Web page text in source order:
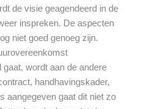
de visie geagendeerd in de
inspreken. De aspecten
niet goed genoeg zijn.
gaat, wordt aan de andere
handhavingskader,
aangegeven gaat dit niet zo